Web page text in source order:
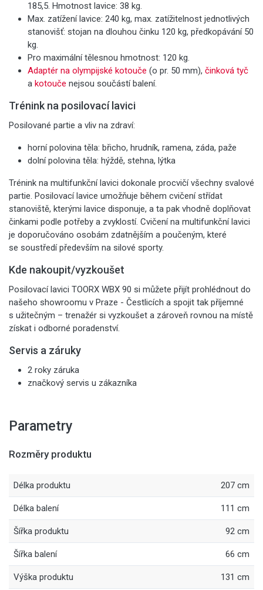
185,5. Hmotnost lavice: 38 kg.
Max. zatížení lavice: 240 kg, max. zatížitelnost jednotlivých
stanovišť: stojan na dlouhou činku 120 kg, předkopávání 50
kg.
Pro maximální tělesnou hmotnost: 120 kg.
Adaptér na olympijské kotouče (o pr. 50 mm), činková tyč
a kotouče nejsou součástí balení.
Trénink na posilovací lavici
Posilované partie a vliv na zdraví:
horní polovina těla: břicho, hrudník, ramena, záda, paže
dolní polovina těla: hýždě, stehna, lýtka
Trénink na multifunkční lavici dokonale procvičí všechny svalové
partie. Posilovací lavice umožňuje během cvičení střídat
stanoviště, kterými lavice disponuje, a ta pak vhodně doplňovat
činkami podle potřeby a zvyklostí. Cvičení na multifunkční lavici
je doporučováno osobám zdatnějším a poučeným, které
se soustředí především na silové sporty.
Kde nakoupit/vyzkoušet
Posilovací lavici TOORX WBX 90 si můžete přijít prohlédnout do
našeho showroomu v Praze - Čestlicích a spojit tak příjemné
s užitečným – trenažér si vyzkoušet a zároveň rovnou na místě
získat i odborné poradenství.
Servis a záruky
2 roky záruka
značkový servis u zákazníka
Parametry
Rozměry produktu
Délka produktu 207 cm
Délka balení 111 cm
Šířka produktu 92 cm
Šířka balení 66 cm
Výška produktu 131 cm